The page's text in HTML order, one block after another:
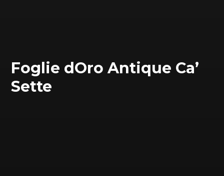
Foglie dOro Antique Ca’
Sette